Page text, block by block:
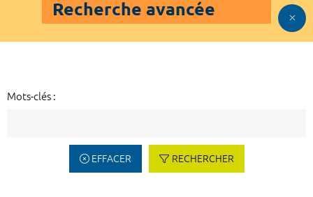
Recherche avancée
Mots-clés :
EFFACER RECHERCHER